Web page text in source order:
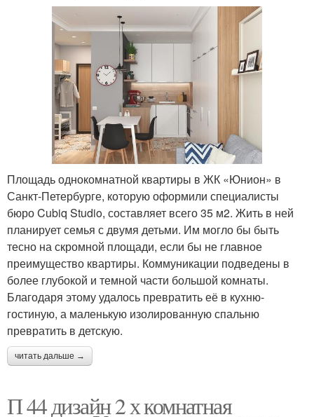
Площадь однокомнатной квартиры в ЖК «Юнион» в
Санкт-Петербурге, которую оформили специалисты
бюро Cubiq Studio, составляет всего 35 м2. Жить в ней
планирует семья с двумя детьми. Им могло бы быть
тесно на скромной площади, если бы не главное
преимущество квартиры. Коммуникации подведены в
более глубокой и темной части большой комнаты.
Благодаря этому удалось превратить её в кухню-
гостиную, а маленькую изолированную спальню
превратить в детскую.
читать дальше →
П 44 дизайн 2 х комнатная